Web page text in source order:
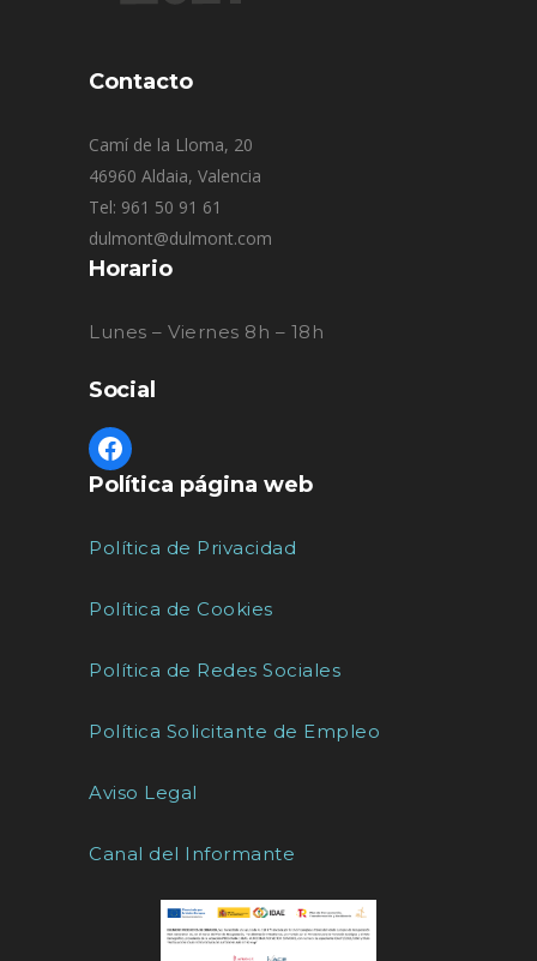
Contacto
Camí de la Lloma, 20
46960 Aldaia, Valencia
Tel: 961 50 91 61
dulmont@dulmont.com
Horario
Lunes – Viernes 8h – 18h
Social
Política página web
Política de Privacidad
Política de Cookies
Política de Redes Sociales
Política Solicitante de Empleo
Aviso Legal
Canal del Informante